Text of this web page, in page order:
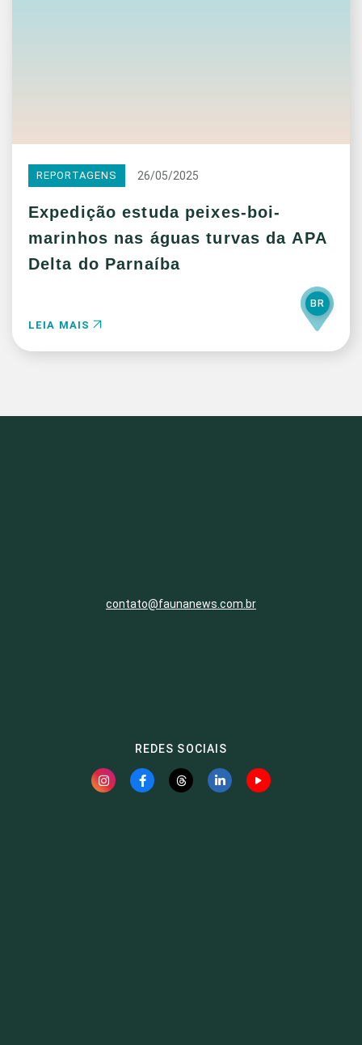
REPORTAGENS 26/05/2025
Expedição estuda peixes-boi-
marinhos nas águas turvas da APA
Delta do Parnaíba
LEIA MAIS
BR
contato@faunanews.com.br
REDES SOCIAIS